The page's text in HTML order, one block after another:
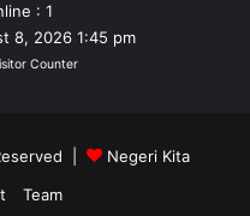
: 1
8, 2026 1:45 pm
Counter
|
Negeri Kita
Team